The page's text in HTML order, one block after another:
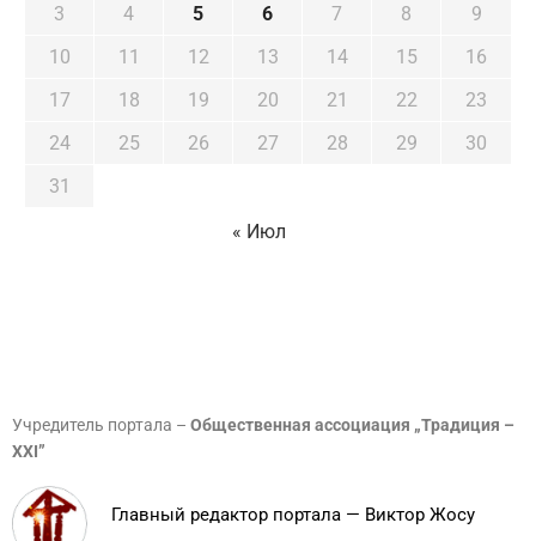
3
4 5 6 7 8
9
10
11 12 13 14 15
16
17
18 19 20 21 22
23
24
25 26 27 28 29
30
31
« Июл
Учредитель портала – Общественная ассоциация „Традиция –
XXI”
Главный редактор портала — Виктор Жосу